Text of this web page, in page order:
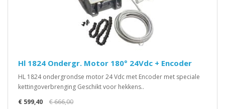
Hl 1824 Ondergr. Motor 180° 24Vdc + Encoder
HL 1824 ondergrondse motor 24 Vdc met Encoder met speciale
kettingoverbrenging Geschikt voor hekkens..
€ 599,40
€ 666,00